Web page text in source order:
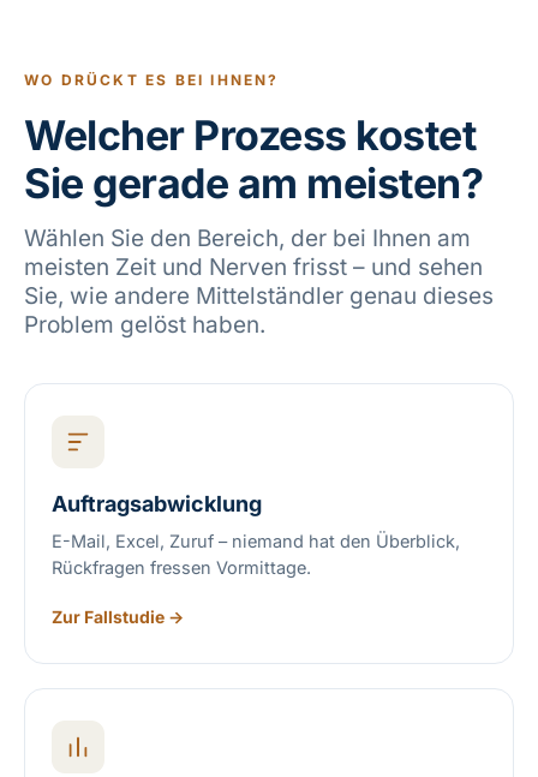
WO DRÜCKT ES BEI IHNEN?
Welcher Prozess kostet
Sie gerade am meisten?
Wählen Sie den Bereich, der bei Ihnen am
meisten Zeit und Nerven frisst – und sehen
Sie, wie andere Mittelständler genau dieses
Problem gelöst haben.
Auftragsabwicklung
E-Mail, Excel, Zuruf – niemand hat den Überblick,
Rückfragen fressen Vormittage.
Zur Fallstudie →